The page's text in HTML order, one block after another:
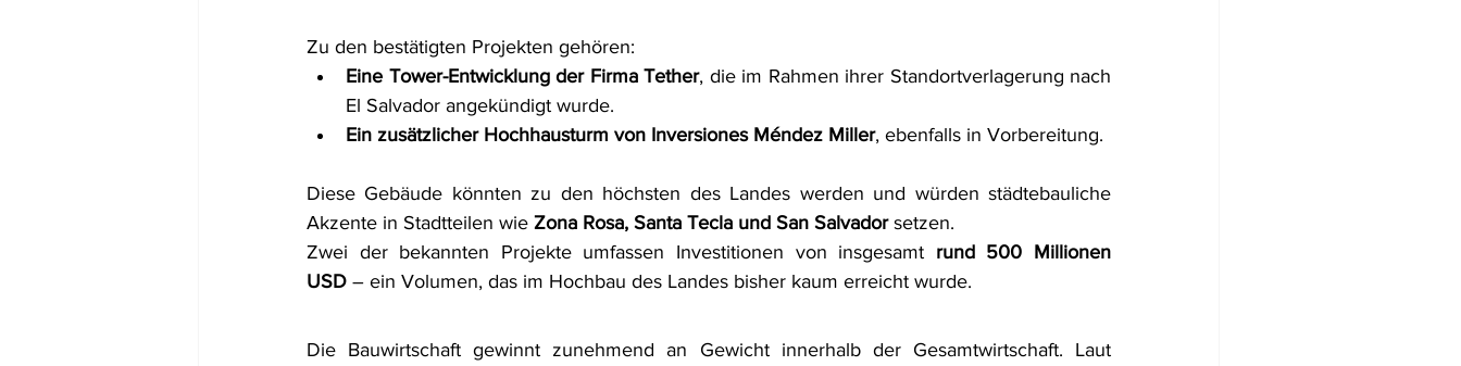
Zu den bestätigten Projekten gehören:
Eine Tower-Entwicklung der Firma Tether, die im Rahmen ihrer Standortverlagerung nach
El Salvador angekündigt wurde.
Ein zusätzlicher Hochhausturm von Inversiones Méndez Miller, ebenfalls in Vorbereitung.
Diese Gebäude könnten zu den höchsten des Landes werden und würden städtebauliche
Akzente in Stadtteilen wie Zona Rosa, Santa Tecla und San Salvador setzen.
Zwei der bekannten Projekte umfassen Investitionen von insgesamt rund 500 Millionen
USD – ein Volumen, das im Hochbau des Landes bisher kaum erreicht wurde.
Die Bauwirtschaft gewinnt zunehmend an Gewicht innerhalb der Gesamtwirtschaft. Laut